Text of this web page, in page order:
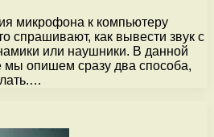
микрофона к компьютеру
спрашивают, как вывести звук с
или наушники. В данной
мы опишем сразу два способа,